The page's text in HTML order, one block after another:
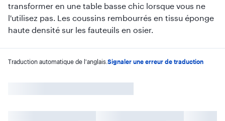
transformer en une table basse chic lorsque vous ne
l'utilisez pas. Les coussins rembourrés en tissu éponge
haute densité sur les fauteuils en osier.
Traduction automatique de l'anglais. Signaler une erreur de traduction